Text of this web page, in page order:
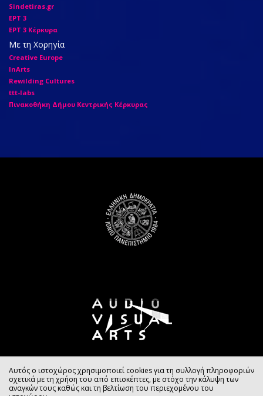
Sindetiras.gr
ΕΡΤ 3
ΕΡΤ 3 Κέρκυρα
Με τη Χορηγία
Creative Europe
InArts
Rewilding Cultures
ttt-labs
Πινακοθήκη Δήμου Κεντρικής Κέρκυρας
Αυτός ο ιστοχώρος χρησιμοποιεί cookies για τη συλλογή πληροφοριών
σχετικά με τη χρήση του από επισκέπτες, με στόχο την κάλυψη των
αναγκών τους καθώς και τη βελτίωση του περιεχομένου του